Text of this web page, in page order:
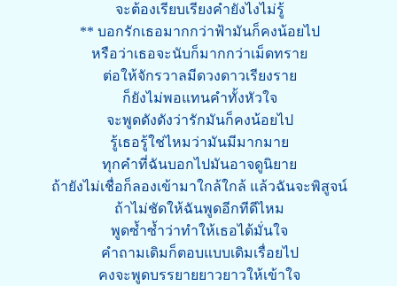
จะต้องเรียบเรียงคำยังไงไม่รู้
** บอกรักเธอมากกว่าฟ้ามันก็คงน้อยไป
หรือว่าเธอจะนับก็มากกว่าเม็ดทราย
ต่อให้จักรวาลมีดวงดาวเรียงราย
ก็ยังไม่พอแทนคำทั้งหัวใจ
จะพูดดังดังว่ารักมันก็คงน้อยไป
รู้เธอรู้ใช่ไหมว่ามันมีมากมาย
ทุกคำที่ฉันบอกไปมันอาจดูนิยาย
ถ้ายังไม่เชื่อก็ลองเข้ามาใกล้ใกล้ แล้วฉันจะพิสูจน์
ถ้าไม่ชัดให้ฉันพูดอีกทีดีไหม
พูดซ้ำซ้ำว่าทำให้เธอได้มั่นใจ
คำถามเดิมก็ตอบแบบเดิมเรื่อยไป
คงจะพูดบรรยายยาวยาวให้เข้าใจ